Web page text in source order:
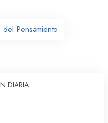
Pensamiento
DIARIA